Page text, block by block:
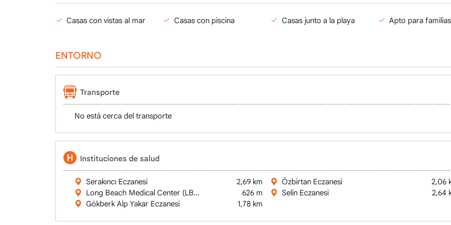
Casas con vistas al mar Casas con piscina Casas junto a la playa Apto para familias
ENTORNO
Transporte
No está cerca del transporte
Instituciones de salud
Serakıncı Eczanesi
2,69 km
Long Beach Medical Center (LBMC)
626 m
Gökberk Alp Yakar Eczanesi
1,78 km
Özbirtan Eczanesi
2,06
Selin Eczanesi
2,64